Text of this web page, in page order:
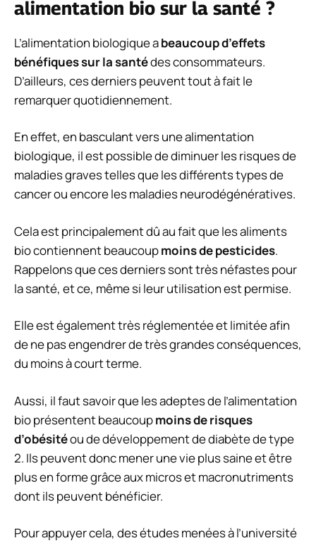
alimentation bio sur la santé ?
L’alimentation biologique abeaucoup d’effets
bénéfiques sur la santédes consommateurs.
D’ailleurs, ces derniers peuvent tout à fait le
remarquer quotidiennement.
En effet, en basculant vers une alimentation
biologique, il est possible de diminuer les risques de
maladies graves telles que les différents types de
cancer ou encore les maladies neurodégénératives.
Cela est principalement dû au fait que les aliments
bio contiennent beaucoupmoins de pesticides.
Rappelons que ces derniers sont très néfastes pour
la santé, et ce, même si leur utilisation est permise.
Elle est également très réglementée et limitée afin
de ne pas engendrer de très grandes conséquences,
du moins à court terme.
Aussi, il faut savoir que les adeptes de l’alimentation
bio présentent beaucoupmoins de risques
d’obésitéou de développement de diabète de type
2. Ils peuvent donc mener une vie plus saine et être
plus en forme grâce aux micros et macronutriments
dont ils peuvent bénéficier.
Pour appuyer cela, des études menées à l’université